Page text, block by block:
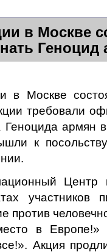
в Москве
Геноцид
в Москве
требовали
армян
к
Центр
участников
против
в
Акция